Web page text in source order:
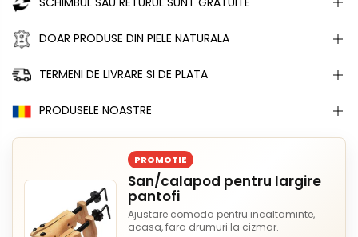
DOAR PRODUSE DIN PIELE NATURALA
TERMENI DE LIVRARE SI DE PLATA
PRODUSELE NOASTRE
PROMOTIE
San/calapod pentru largire
pantofi
Ajustare comoda pentru incaltaminte,
acasa, fara drumuri la cizmar.